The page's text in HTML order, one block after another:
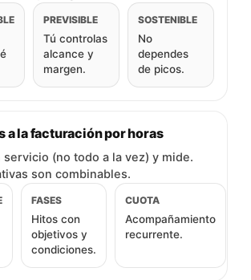
PREVISIBLE
Tú controlas
alcance y
margen.
SOSTENIBLE
No
dependes
de picos.
a la facturación por horas
servicio (no todo a la vez) y mide.
son combinables.
FASES
Hitos con
objetivos y
condiciones.
CUOTA
Acompañamiento
recurrente.